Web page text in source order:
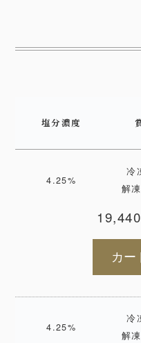
塩分濃度
4.25%
冷
解
カー
4.25%
冷
解